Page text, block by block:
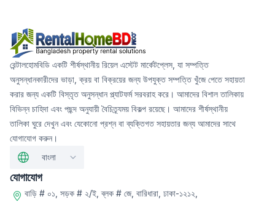
রেন্টালহোমবিডি একটি শীর্ষস্থানীয় রিয়েল এস্টেট মার্কেটপ্লেস, যা সম্পত্তি
অনুসন্ধানকারীদের ভাড়া, ক্রয় বা বিক্রয়ের জন্য উপযুক্ত সম্পত্তি খুঁজে পেতে সহায়তা
করার জন্য একটি বিস্তৃত অনুসন্ধান প্ল্যাটফর্ম সরবরাহ করে। আমাদের বিশাল তালিকায়
বিভিন্ন চাহিদা এবং পছন্দ অনুযায়ী বৈচিত্র্যময় বিকল্প রয়েছে। আমাদের শীর্ষস্থানীয়
তালিকা ঘুরে দেখুন এবং যেকোনো প্রশ্ন বা ব্যক্তিগত সহায়তার জন্য আমাদের সাথে
যোগাযোগ করুন।
বাংলা
যোগাযোগ
বাড়ি # ০১, সড়ক # ২/ই, ব্লক # জে, বারিধারা, ঢাকা-১২১২,